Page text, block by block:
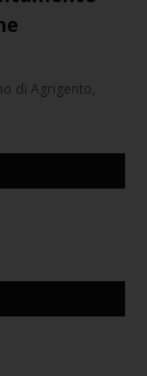
di Agrigento,